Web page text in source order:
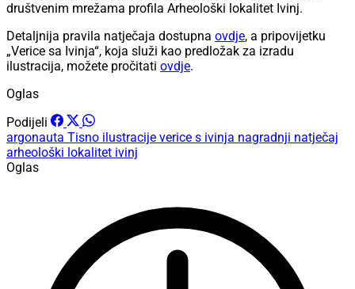
društvenim mrežama profila Arheološki lokalitet Ivinj.
Detaljnija pravila natječaja dostupna ovdje, a pripovijetku
„Verice sa Ivinja“, koja služi kao predložak za izradu
ilustracija, možete pročitati ovdje.
Oglas
Podijeli
argonauta Tisno ilustracije verice s ivinja nagradnji natječaj
arheološki lokalitet ivinj
Oglas